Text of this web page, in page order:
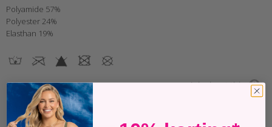
Polyamide 57%
Polyester 24%
Elasthan 19%
Ask about this
Past perfect